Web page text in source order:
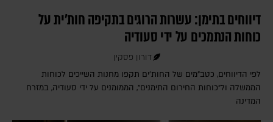
דיווחים בתימן: עשרות הרוגים בתקיפה חות'ית על
כוחות הנתמכים על ידי סעודיה
דורון פסקין
לפי הדיווחים, כטב"מים של החות'ים תקפו מחנות השייכים לכוחות
הממשלה ול"כוחות החירום התימנים", הממומנים על ידי סעודיה, במזרח
המדינה